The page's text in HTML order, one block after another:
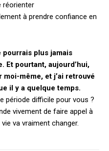
réorienter
à prendre confiance en
pourrais plus jamais
Et pourtant, aujourd’hui,
même, et j’ai retrouvé
il y a quelque temps.
période difficile pour vous ?
vivement de faire appel à
va vraiment changer.